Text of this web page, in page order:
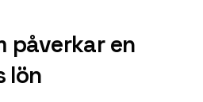
påverkar en
lön